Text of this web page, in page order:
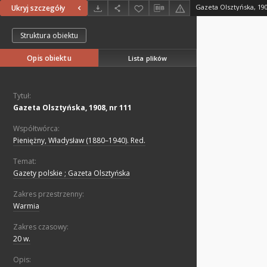
Ukryj szczegóły Gazeta Olsztyńska,
Struktura obiektu
Opis obiektu Lista plików
Tytuł:
Gazeta Olsztyńska, 1908, nr 111
Współtwórca:
Pieniężny, Władysław (1880–1940). Red.
Temat:
Gazety polskie ; Gazeta Olsztyńska
Zakres przestrzenny:
Warmia
Zakres czasowy:
20 w.
Opis: